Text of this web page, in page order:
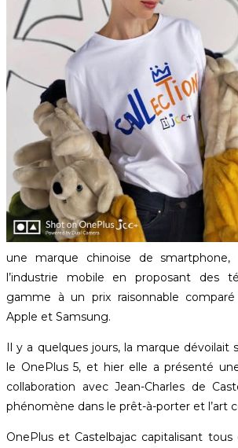
une marque chinoise de smartphone,
l’industrie mobile en proposant des
gamme à un prix raisonnable
Apple et Samsung.
Il y a quelques jours, la marque dévoilait
le OnePlus 5, et hier elle a présenté
collaboration avec Jean-Charles de
phénomène dans le prêt-à-porter et l’art
OnePlus et Castelbajac capitalisant